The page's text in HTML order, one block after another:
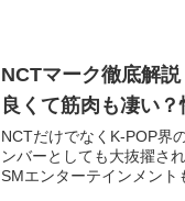
NCTマーク徹底解
良くて筋肉も凄い？
NCTだけでなくK-POP界
ンバーとしても大抜擢さ
SMエンターテインメント